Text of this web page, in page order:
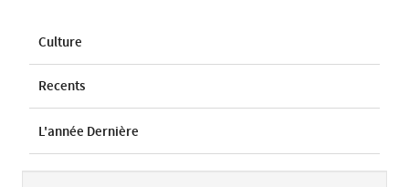
Culture
Recents
L'année Dernière